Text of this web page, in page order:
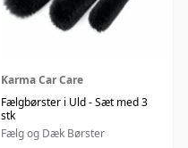
Karma Car Care
Fælgbørster i Uld - Sæt med 3
stk
Fælg og Dæk Børster